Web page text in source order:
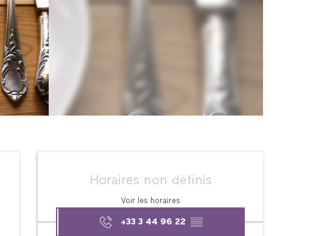
Ouverture et
Horaires non définis
Voir les horaires
+33 3 44 96 22 ▒▒